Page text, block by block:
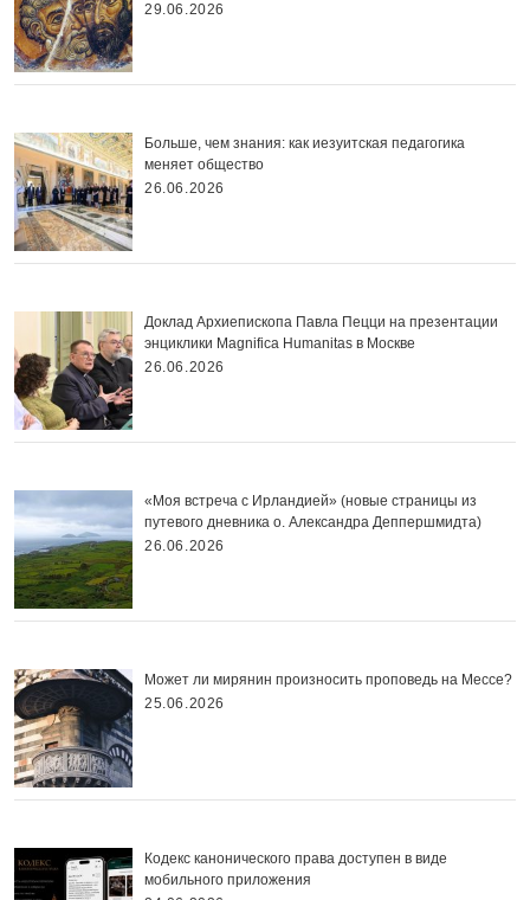
29.06.2026
Больше, чем знания: как иезуитская педагогика
меняет общество
26.06.2026
Доклад Архиепископа Павла Пецци на презентации
энциклики Magnifica Нumanitas в Москве
26.06.2026
«Моя встреча с Ирландией» (новые страницы из
путевого дневника о. Александра Деппершмидта)
26.06.2026
Может ли мирянин произносить проповедь на Мессе?
25.06.2026
Кодекс канонического права доступен в виде
мобильного приложения